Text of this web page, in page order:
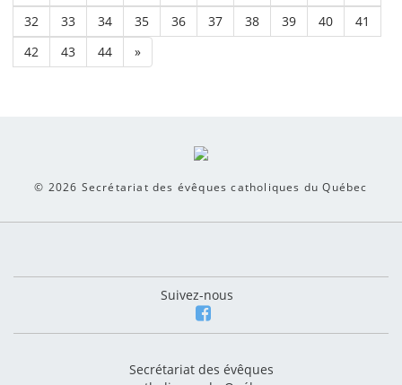
32
33 34 35 36 37 38 39 40
41
42
43 44 »
© 2026 Secrétariat des évêques catholiques du Québec
Suivez-nous
Secrétariat des évêques